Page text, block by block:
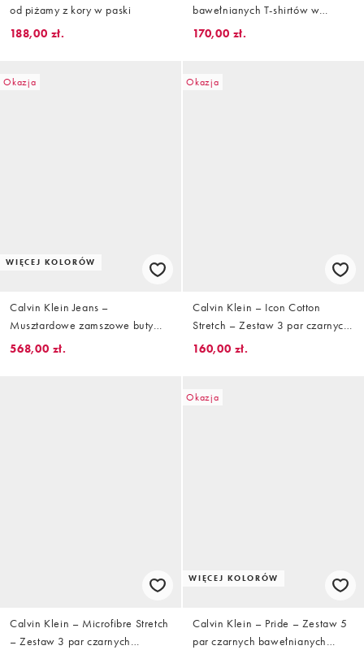
od piżamy z kory w paski
188,00 zł.
bawełnianych T-shirtów w
kolorach białym, niebieskim i
170,00 zł.
Okazja
WIĘCEJ KOLORÓW
Calvin Klein Jeans –
Musztardowe zamszowe buty
sportowe na podeszwie cupsole
568,00 zł.
Okazja
Calvin Klein – Icon Cotton
Stretch – Zestaw 3 par czarnych,
luźnych bokserek
160,00 zł.
Calvin Klein – Microfibre Stretch
– Zestaw 3 par czarnych
Okazja
WIĘCEJ KOLORÓW
Calvin Klein – Pride – Zestaw 5
par czarnych bawełnianych